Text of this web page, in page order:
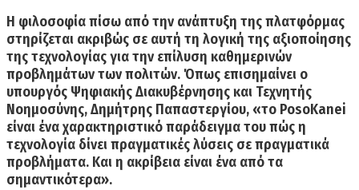
Η φιλοσοφία πίσω από την ανάπτυξη της πλατφόρμας
στηρίζεται ακριβώς σε αυτή τη λογική της αξιοποίησης
της τεχνολογίας για την επίλυση καθημερινών
προβλημάτων των πολιτών. Όπως επισημαίνει ο
υπουργός Ψηφιακής Διακυβέρνησης και Τεχνητής
Νοημοσύνης, Δημήτρης Παπαστεργίου, «το PosoKanei
είναι ένα χαρακτηριστικό παράδειγμα του πώς η
τεχνολογία δίνει πραγματικές λύσεις σε πραγματικά
προβλήματα. Και η ακρίβεια είναι ένα από τα
σημαντικότερα».